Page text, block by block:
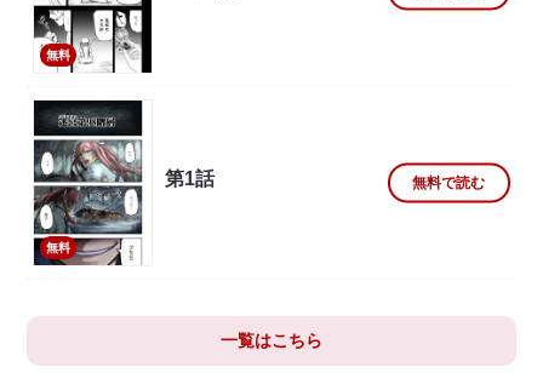
無料
無料
第1話 無料で読む
一覧はこちら